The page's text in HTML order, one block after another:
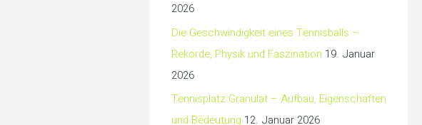
2026
Die Geschwindigkeit eines Tennisballs –
Rekorde, Physik und Faszination 19. Januar
2026
Tennisplatz Granulat – Aufbau, Eigenschaften
und Bedeutung 12. Januar 2026